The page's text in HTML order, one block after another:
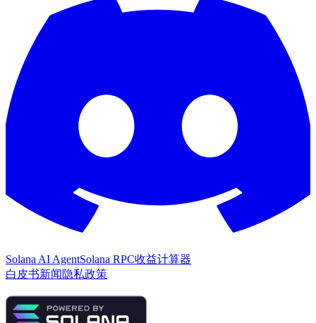
Solana AI AgentSolana RPC收益计算器
白皮书新闻 隐私政策